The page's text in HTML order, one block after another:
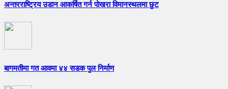
अन्तरराष्ट्रिय उडान आकर्षित गर्न पोखरा विमानस्थलमा छुट
बागमतीमा गत आवमा ४४ सडक पुल निर्माण